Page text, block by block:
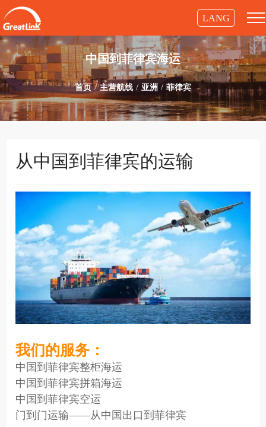
LANG
中国到菲律宾海运
首页 主营航线 亚洲 菲律宾
从中国到菲律宾的运输
我们的服务：
中国到菲律宾整柜海运
中国到菲律宾拼箱海运
中国到菲律宾空运
门到门运输——从中国出口到菲律宾